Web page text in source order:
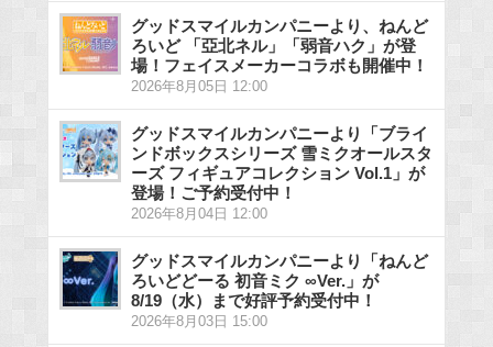
グッドスマイルカンパニーより、ねんど
ろいど 「亞北ネル」「弱音ハク」が登
場！フェイスメーカーコラボも開催中！
2026年8月05日 12:00
グッドスマイルカンパニーより「ブライ
ンドボックスシリーズ 雪ミクオールスタ
ーズ フィギュアコレクション Vol.1」が
登場！ご予約受付中！
2026年8月04日 12:00
グッドスマイルカンパニーより「ねんど
ろいどどーる 初音ミク ∞Ver.」が
8/19（水）まで好評予約受付中！
2026年8月03日 15:00